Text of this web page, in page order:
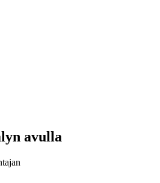
avulla